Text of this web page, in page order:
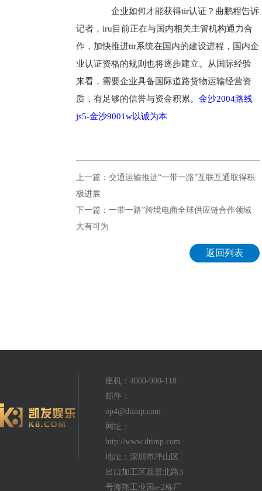
企业如何才能获得tir认证？曲鹏程告诉
记者，iru目前正在与国内相关主管机构通力合
作，加快推进tir系统在国内的建设进程，国内企
业认证资格的规则也将逐步建立。从国际经验
来看，需要企业具备国际道路货物运输经营资
质，有足够的信誉与资金积累。 金沙2004路线
js5-金沙9001w以诚为本
上一篇：交通运输推进“一带一路”互联互通取得积
极进展
下一篇：一带一路”跨境电商全球供应链合作领域
大有可为
返回列表
座机：4000-900-118
邮件：
op4@dtimp.com
网址：
http://www.dtimp.com
地址：深圳市坪山区
出口加工区荔景北路3
号海翔工业园a-2栋厂